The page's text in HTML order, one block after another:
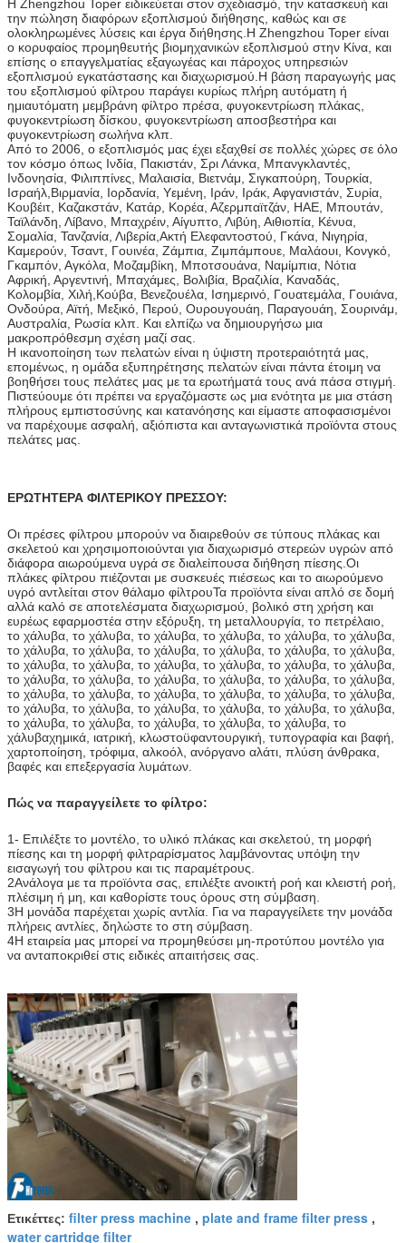
Η Zhengzhou Toper ειδικεύεται στον σχεδιασμό, την κατασκευή και
την πώληση διαφόρων εξοπλισμού διήθησης, καθώς και σε
ολοκληρωμένες λύσεις και έργα διήθησης.Η Zhengzhou Toper είναι
ο κορυφαίος προμηθευτής βιομηχανικών εξοπλισμού στην Κίνα, και
επίσης ο επαγγελματίας εξαγωγέας και πάροχος υπηρεσιών
εξοπλισμού εγκατάστασης και διαχωρισμού.Η βάση παραγωγής μας
του εξοπλισμού φίλτρου παράγει κυρίως πλήρη αυτόματη ή
ημιαυτόματη μεμβράνη φίλτρο πρέσα, φυγοκεντρίωση πλάκας,
φυγοκεντρίωση δίσκου, φυγοκεντρίωση αποσβεστήρα και
φυγοκεντρίωση σωλήνα κλπ.
Από το 2006, ο εξοπλισμός μας έχει εξαχθεί σε πολλές χώρες σε όλο
τον κόσμο όπως Ινδία, Πακιστάν, Σρι Λάνκα, Μπανγκλαντές,
Ινδονησία, Φιλιππίνες, Μαλαισία, Βιετνάμ, Σιγκαπούρη, Τουρκία,
Ισραήλ,Βιρμανία, Ιορδανία, Υεμένη, Ιράν, Ιράκ, Αφγανιστάν, Συρία,
Κουβέιτ, Καζακστάν, Κατάρ, Κορέα, Αζερμπαϊτζάν, ΗΑΕ, Μπουτάν,
Ταϊλάνδη, Λίβανο, Μπαχρέιν, Αίγυπτο, Λιβύη, Αιθιοπία, Κένυα,
Σομαλία, Τανζανία, Λιβερία,Ακτή Ελεφαντοστού, Γκάνα, Νιγηρία,
Καμερούν, Τσαντ, Γουινέα, Ζάμπια, Ζιμπάμπουε, Μαλάουι, Κονγκό,
Γκαμπόν, Αγκόλα, Μοζαμβίκη, Μποτσουάνα, Ναμίμπια, Νότια
Αφρική, Αργεντινή, Μπαχάμες, Βολιβία, Βραζιλία, Καναδάς,
Κολομβία, Χιλή,Κούβα, Βενεζουέλα, Ισημερινό, Γουατεμάλα, Γουιάνα,
Ονδούρα, Αϊτή, Μεξικό, Περού, Ουρουγουάη, Παραγουάη, Σουρινάμ,
Αυστραλία, Ρωσία κλπ. Και ελπίζω να δημιουργήσω μια
μακροπρόθεσμη σχέση μαζί σας.
Η ικανοποίηση των πελατών είναι η ύψιστη προτεραιότητά μας,
επομένως, η ομάδα εξυπηρέτησης πελατών είναι πάντα έτοιμη να
βοηθήσει τους πελάτες μας με τα ερωτήματά τους ανά πάσα στιγμή.
Πιστεύουμε ότι πρέπει να εργαζόμαστε ως μια ενότητα με μια στάση
πλήρους εμπιστοσύνης και κατανόησης και είμαστε αποφασισμένοι
να παρέχουμε ασφαλή, αξιόπιστα και ανταγωνιστικά προϊόντα στους
πελάτες μας.
ΕΡΩΤΗΤΕΡΑ ΦΙΛΤΕΡΙΚΟΥ ΠΡΕΣΣΟΥ:
Οι πρέσες φίλτρου μπορούν να διαιρεθούν σε τύπους πλάκας και
σκελετού και χρησιμοποιούνται για διαχωρισμό στερεών υγρών από
διάφορα αιωρούμενα υγρά σε διαλείπουσα διήθηση πίεσης.Οι
πλάκες φίλτρου πιέζονται με συσκευές πιέσεως και το αιωρούμενο
υγρό αντλείται στον θάλαμο φίλτρουΤα προϊόντα είναι απλό σε δομή
αλλά καλό σε αποτελέσματα διαχωρισμού, βολικό στη χρήση και
ευρέως εφαρμοστέα στην εξόρυξη, τη μεταλλουργία, το πετρέλαιο,
το χάλυβα, το χάλυβα, το χάλυβα, το χάλυβα, το χάλυβα, το χάλυβα,
το χάλυβα, το χάλυβα, το χάλυβα, το χάλυβα, το χάλυβα, το χάλυβα,
το χάλυβα, το χάλυβα, το χάλυβα, το χάλυβα, το χάλυβα, το χάλυβα,
το χάλυβα, το χάλυβα, το χάλυβα, το χάλυβα, το χάλυβα, το χάλυβα,
το χάλυβα, το χάλυβα, το χάλυβα, το χάλυβα, το χάλυβα, το χάλυβα,
το χάλυβα, το χάλυβα, το χάλυβα, το χάλυβα, το χάλυβα, το χάλυβα,
το χάλυβα, το χάλυβα, το χάλυβα, το χάλυβα, το χάλυβα, το
χάλυβαχημικά, ιατρική, κλωστοϋφαντουργική, τυπογραφία και βαφή,
χαρτοποίηση, τρόφιμα, αλκοόλ, ανόργανο αλάτι, πλύση άνθρακα,
βαφές και επεξεργασία λυμάτων.
Πώς να παραγγείλετε το φίλτρο:
1- Επιλέξτε το μοντέλο, το υλικό πλάκας και σκελετού, τη μορφή
πίεσης και τη μορφή φιλτραρίσματος λαμβάνοντας υπόψη την
εισαγωγή του φίλτρου και τις παραμέτρους.
2Ανάλογα με τα προϊόντα σας, επιλέξτε ανοικτή ροή και κλειστή ροή,
πλέσιμη ή μη, και καθορίστε τους όρους στη σύμβαση.
3Η μονάδα παρέχεται χωρίς αντλία. Για να παραγγείλετε την μονάδα
πλήρεις αντλίες, δηλώστε το στη σύμβαση.
4Η εταιρεία μας μπορεί να προμηθεύσει μη-προτύπου μοντέλο για
να ανταποκριθεί στις ειδικές απαιτήσεις σας.
Ετικέττες: filter press machine , plate and frame filter press ,
water cartridge filter